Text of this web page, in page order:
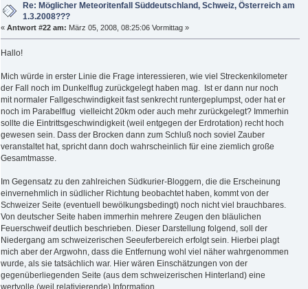
Re: Möglicher Meteoritenfall Süddeutschland, Schweiz, Österreich am
1.3.2008???
« Antwort #22 am: März 05, 2008, 08:25:06 Vormittag »
Hallo!
Mich würde in erster Linie die Frage interessieren, wie viel Streckenkilometer
der Fall noch im Dunkelflug zurückgelegt haben mag. Ist er dann nur noch
mit normaler Fallgeschwindigkeit fast senkrecht runtergeplumpst, oder hat er
noch im Parabelflug vielleicht 20km oder auch mehr zurückgelegt? Immerhin
sollte die Eintrittsgeschwindigkeit (weil entgegen der Erdrotation) recht hoch
gewesen sein. Dass der Brocken dann zum Schluß noch soviel Zauber
veranstaltet hat, spricht dann doch wahrscheinlich für eine ziemlich große
Gesamtmasse.
Im Gegensatz zu den zahlreichen Südkurier-Bloggern, die die Erscheinung
einvernehmlich in südlicher Richtung beobachtet haben, kommt von der
Schweizer Seite (eventuell bewölkungsbedingt) noch nicht viel brauchbares.
Von deutscher Seite haben immerhin mehrere Zeugen den bläulichen
Feuerschweif deutlich beschrieben. Dieser Darstellung folgend, soll der
Niedergang am schweizerischen Seeuferbereich erfolgt sein. Hierbei plagt
mich aber der Argwohn, dass die Entfernung wohl viel näher wahrgenommen
wurde, als sie tatsächlich war. Hier wären Einschätzungen von der
gegenüberliegenden Seite (aus dem schweizerischen Hinterland) eine